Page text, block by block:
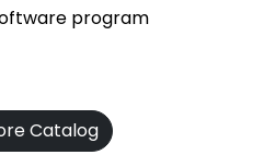
program
Catalog